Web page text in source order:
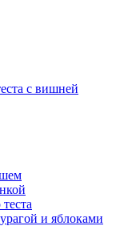
с вишней
и яблоками